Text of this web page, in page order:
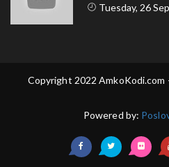
Tuesday, 26
Copyright 2022 AmkoKodi.com
Powered by: